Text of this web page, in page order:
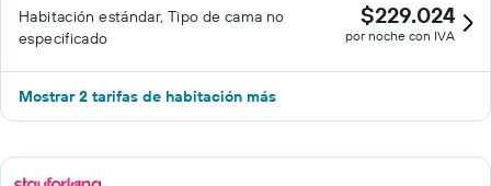
Habitación estándar, Tipo de cama no
especificado
$229.024
por noche con IVA
Mostrar 2 tarifas de habitación más